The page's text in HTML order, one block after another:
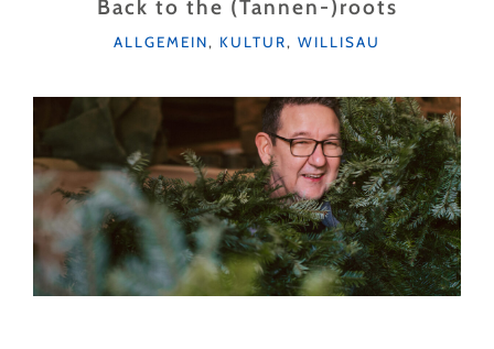
Back to the (Tannen-)roots
KATEGORIEN
ALLGEMEIN, KULTUR, WILLISAU